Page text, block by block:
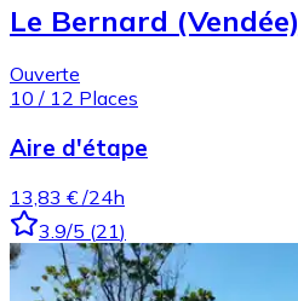
Le Bernard (Vendée)
Ouverte
10 / 12 Places
Aire d'étape
13,83 € /24h
3.9/5 (21)